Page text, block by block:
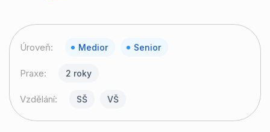
Úroveň: Medior Senior
Praxe: 2 roky
Vzdělání: SŠ VŠ